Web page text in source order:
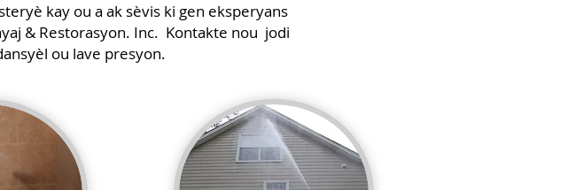
kay ou a ak sèvis ki gen eksperyans
& Restorasyon. Inc. Kontakte nou jodi
ou lave presyon.